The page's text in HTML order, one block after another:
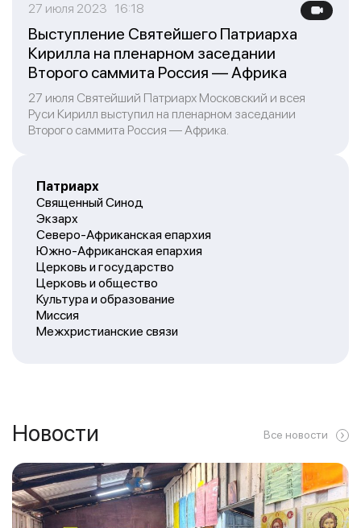
Патриарх
Священный Синод
Экзарх
Северо-Африканская епархия
Южно-Африканская епархия
Церковь и государство
Церковь и общество
Культура и образование
Миссия
Межхристианские связи
27 июля 2023 16:18
Выступление Святейшего Патриарха
Кирилла на пленарном заседании
Второго саммита Россия — Африка
27 июля Святейший Патриарх Московский и всея
Руси Кирилл выступил на пленарном заседании
Второго саммита Россия — Африка.
Новости Все новости